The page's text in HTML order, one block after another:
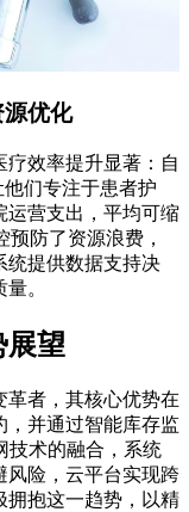
优化
疗效率提升显著：自
们专注于患者护
运营支出，平均可缩
预防了资源浪费，
统提供数据支持决
。
展望
革者，其核心优势在
，并通过智能库存监
技术的融合，系统
风险，云平台实现跨
拥抱这一趋势，以精